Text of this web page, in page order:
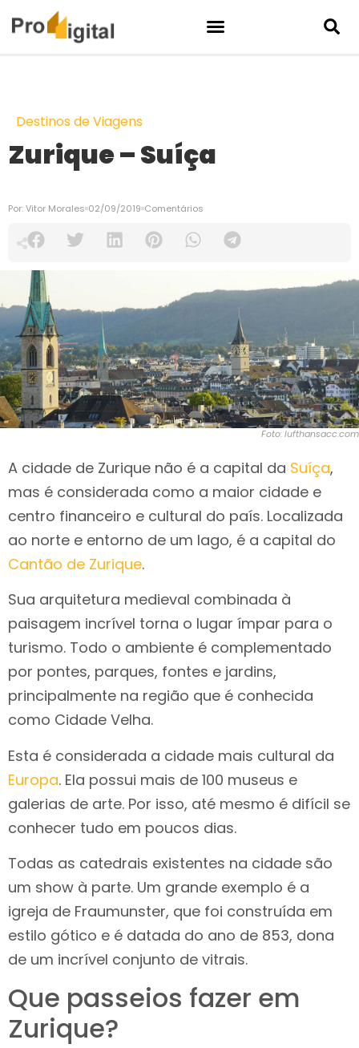
Destinos de Viagens
Zurique – Suíça
Por:Vitor Morales 02/09/2019 Comentários
Foto: lufthansacc.com
A cidade de Zurique não é a capital da Suíça,
mas é considerada como a maior cidade e
centro financeiro e cultural do país. Localizada
ao norte e entorno de um lago, é a capital do
Cantão de Zurique.
Sua arquitetura medieval combinada à
paisagem incrível torna o lugar ímpar para o
turismo. Todo o ambiente é complementado
por pontes, parques, fontes e jardins,
principalmente na região que é conhecida
como Cidade Velha.
Esta é considerada a cidade mais cultural da
Europa. Ela possui mais de 100 museus e
galerias de arte. Por isso, até mesmo é difícil se
conhecer tudo em poucos dias.
Todas as catedrais existentes na cidade são
um show à parte. Um grande exemplo é a
igreja de Fraumunster, que foi construída em
estilo gótico e é datada do ano de 853, dona
de um incrível conjunto de vitrais.
Que passeios fazer em
Zurique?